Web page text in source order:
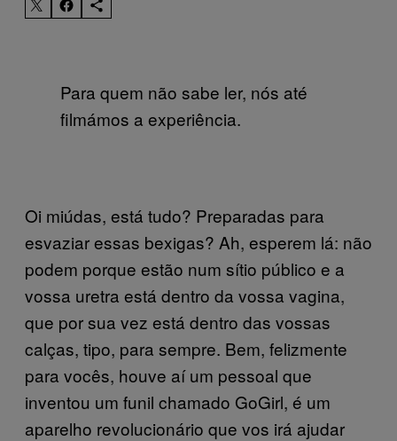
Para quem não sabe ler, nós até
filmámos a experiência.
Oi miúdas, está tudo? Preparadas para
esvaziar essas bexigas? Ah, esperem lá: não
podem porque estão num sítio público e a
vossa uretra está dentro da vossa vagina,
que por sua vez está dentro das vossas
calças, tipo, para sempre. Bem, felizmente
para vocês, houve aí um pessoal que
inventou um funil chamado GoGirl, é um
aparelho revolucionário que vos irá ajudar